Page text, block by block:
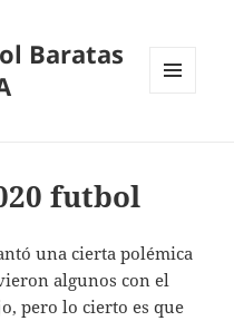
Baratas
futbol
una cierta polémica
algunos con el
pero lo cierto es que